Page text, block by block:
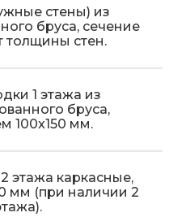
стены) из
бруса, сечение
толщины стен.
1 этажа из
бруса,
100x150 мм.
этажа каркасные,
мм (при наличии 2